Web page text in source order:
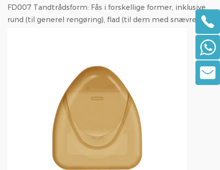
FD007 Tandtrådsform: Fås i forskellige former, inklusive
rund (til generel rengøring), flad (til dem med snævre